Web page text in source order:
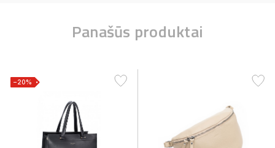
Panašūs produktai
−20%